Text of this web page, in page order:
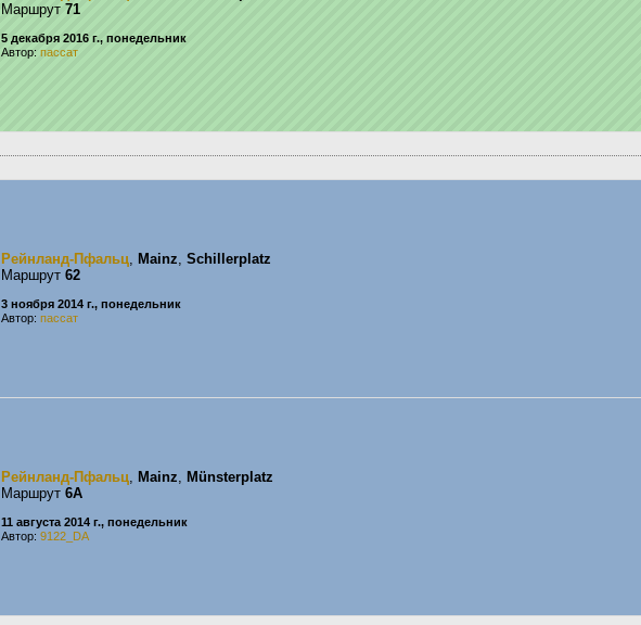
Маршрут 71
5 декабря 2016 г., понедельник
Автор: пассат
Рейнланд-Пфальц, Mainz, Schillerplatz
Маршрут 62
3 ноября 2014 г., понедельник
Автор: пассат
Рейнланд-Пфальц, Mainz, Münsterplatz
Маршрут 6A
11 августа 2014 г., понедельник
Автор: 9122_DA